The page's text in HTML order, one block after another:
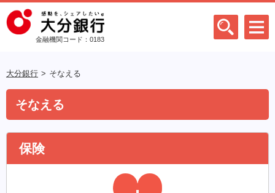
金融機関コード：0183
大分銀行 そなえる
そなえる
保険